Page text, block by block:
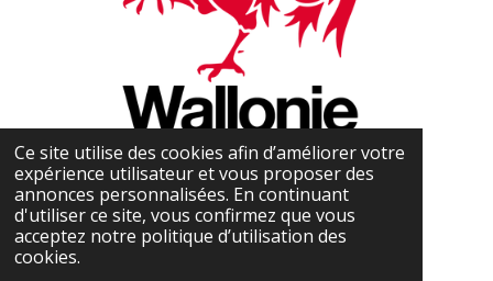
Ce site utilise des cookies afin d’améliorer votre
expérience utilisateur et vous proposer des
annonces personnalisées. En continuant
d'utiliser ce site, vous confirmez que vous
acceptez notre politique d’utilisation des
cookies.